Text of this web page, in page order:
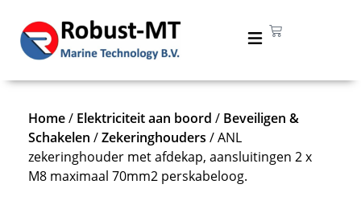
Home/ Elektriciteit aan boord / Beveiligen &
Schakelen /Zekeringhouders / ANL
zekeringhouder met afdekap, aansluitingen 2 x
M8 maximaal 70mm2 perskabeloog.